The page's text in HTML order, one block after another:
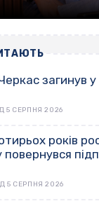
загинув
5 СЕРПНЯ 2026
років
5 СЕРПНЯ 2026